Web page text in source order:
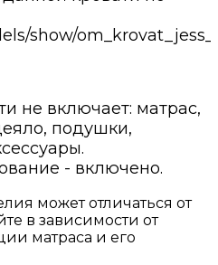
show/
не включает: матрас,
подушки,
- включено.
может отличаться от
в зависимости от
матраса и его